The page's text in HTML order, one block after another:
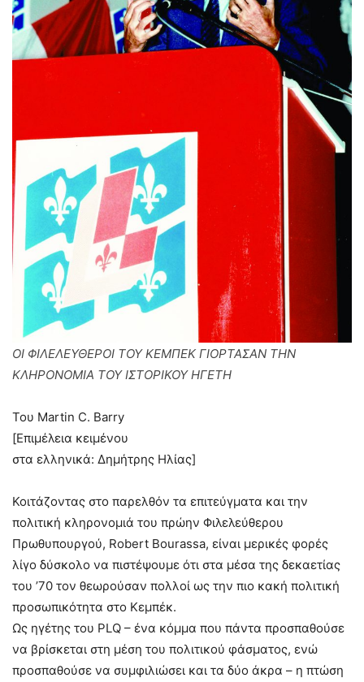
ΟΙ ΦΙΛΕΛΕΥΘΕΡΟΙ ΤΟΥ ΚΕΜΠΕΚ ΓΙΟΡΤΑΣΑΝ ΤΗΝ
ΚΛΗΡΟΝΟΜΙΑ ΤΟΥ ΙΣΤΟΡΙΚΟΥ ΗΓΕΤΗ
Του Martin C. Barry
[Επιμέλεια κειμένου
στα ελληνικά: Δημήτρης Ηλίας]
Κοιτάζοντας στο παρελθόν τα επιτεύγματα και την
πολιτική κληρονομιά του πρώην Φιλελεύθερου
Πρωθυπουργού, Robert Bourassa, είναι μερικές φορές
λίγο δύσκολο να πιστέψουμε ότι στα μέσα της δεκαετίας
του ’70 τον θεωρούσαν πολλοί ως την πιο κακή πολιτική
προσωπικότητα στο Κεμπέκ.
Ως ηγέτης του PLQ – ένα κόμμα που πάντα προσπαθούσε
να βρίσκεται στη μέση του πολιτικού φάσματος, ενώ
προσπαθούσε να συμφιλιώσει και τα δύο άκρα – η πτώση